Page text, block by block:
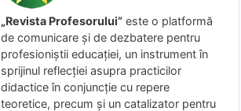
„Revista Profesorului” este o platformă
de comunicare și de dezbatere pentru
profesioniștii educației, un instrument în
sprijinul reflecției asupra practicilor
didactice în conjuncție cu repere
teoretice, precum și un catalizator pentru